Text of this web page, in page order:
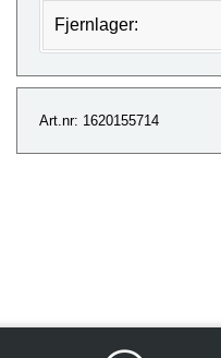
Fjernlager:
Art.nr: 1620155714